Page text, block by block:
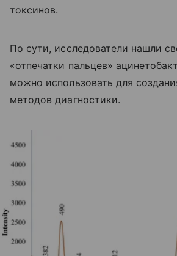
токсинов.
По сути, исследователи нашли
«отпечатки пальцев»
можно использовать для
методов диагностики.